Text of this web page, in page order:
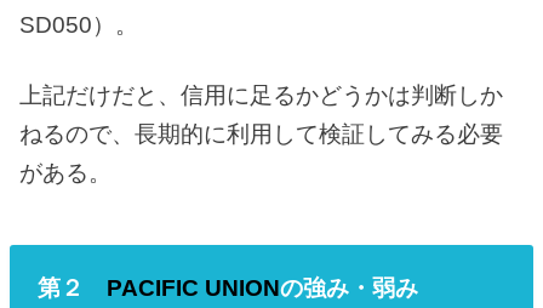
SD050）。
上記だけだと、信用に足るかどうかは判断しか
ねるので、長期的に利用して検証してみる必要
がある。
第２ PACIFIC UNIONの強み・弱み